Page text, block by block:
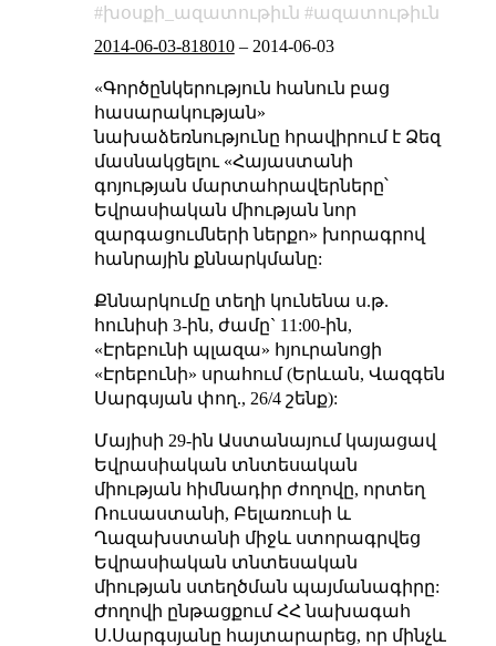
խօսքի_ազատութիւն
ազատութիւն
2014-06-03-818010– 2014-06-03
«Գործընկերություն հանուն բաց
հասարակության»
նախաձեռնությունը հրավիրում է Ձեզ
մասնակցելու «Հայաստանի
գոյության մարտահրավերները՝
Եվրասիական միության նոր
զարգացումների ներքո» խորագրով
հանրային քննարկմանը:
Քննարկումը տեղի կունենա ս.թ.
հունիսի 3-ին, ժամը` 11:00-ին,
«Էրեբունի պլազա» հյուրանոցի
«Էրեբունի» սրահում (Երևան, Վազգեն
Սարգսյան փող., 26/4 շենք):
Մայիսի 29-ին Աստանայում կայացավ
Եվրասիական տնտեսական
միության հիմնադիր ժողովը, որտեղ
Ռուսաստանի, Բելառուսի և
Ղազախստանի միջև ստորագրվեց
Եվրասիական տնտեսական
միության ստեղծման պայմանագիրը:
Ժողովի ընթացքում ՀՀ նախագահ
Ս.Սարգսյանը հայտարարեց, որ մինչև